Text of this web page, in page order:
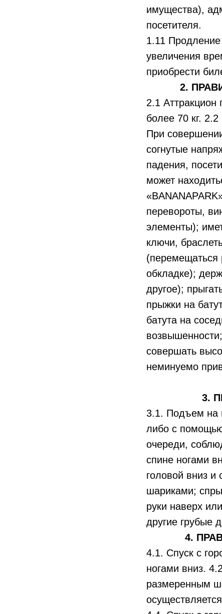
имущества),
посетителя.
1.11
увеличения
приобрести
2.
2.1 Аттракцион
более 70 кг.
При
согнутые
падения,
может
перевороты,
элементы);
ключи,
(перемещаться
обкладке);
другое);
прыжки на
батута на
совершать
неминуемо
3.
3.1. Подъем на
либо с
очереди,
спине ногами
головой вниз и
шариками;
руки наверх
другие грубые
4.
4.1. Спуск с
ногами вниз.
размеренным